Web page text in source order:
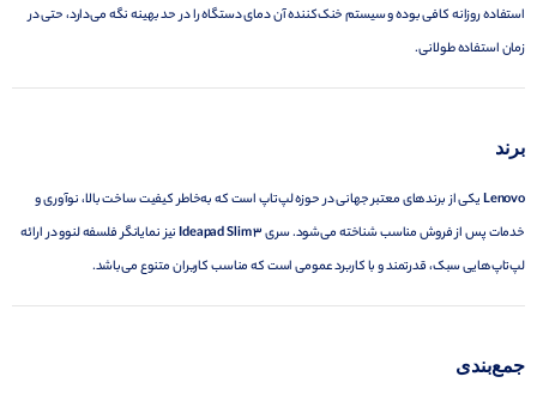
استفاده روزانه کافی بوده و سیستم خنک‌کننده آن دمای دستگاه را در حد بهینه نگه می‌دارد، حتی در
زمان استفاده طولانی.
برند
Lenovoیکی از برندهای معتبر جهانی در حوزه لپ‌تاپ است که به‌خاطر کیفیت ساخت بالا، نوآوری و
خدمات پس از فروش مناسب شناخته می‌شود. سریIdeapad Slim 3نیز نمایانگر فلسفه لنوو در ارائه
لپ‌تاپ‌هایی سبک، قدرتمند و با کاربرد عمومی است که مناسب کاربران متنوع می‌باشد.
جمع‌بندی